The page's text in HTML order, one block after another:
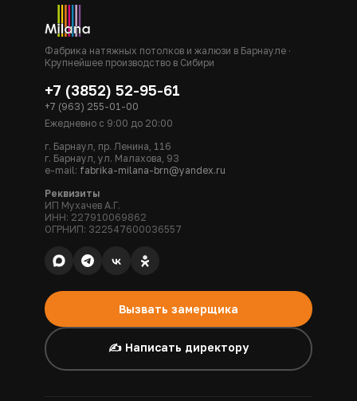
Фабрика натяжных потолков и жалюзи в Барнауле ·
Крупнейшее производство в Сибири
+7 (3852) 52-95-61
+7 (963) 255-01-00
Ежедневно с 9:00 до 20:00
г. Барнаул, пр. Ленина, 116
г. Барнаул, ул. Малахова, 93
e-mail: fabrika-milana-brn@yandex.ru
Реквизиты
ИП Мухачев А.Г.
ИНН: 227910069862
ОГРНИП: 322547600036557
Вызвать замерщика
✍️ Написать директору